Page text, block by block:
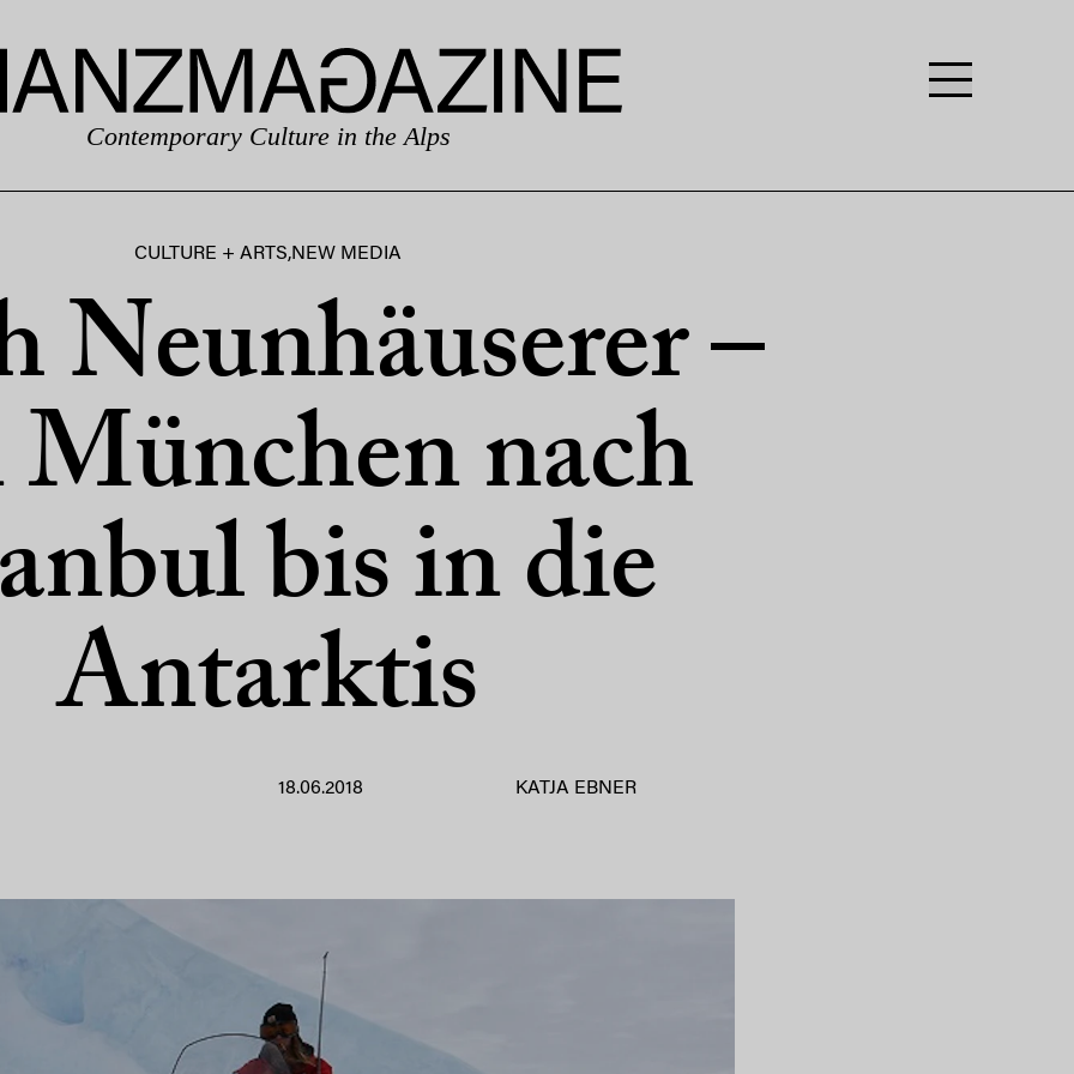
Contemporary Culture in the Alps
CULTURE + ARTS,NEW MEDIA
Neunhäuserer –
München nach
bis in die
Antarktis
18.06.2018 KATJA EBNER